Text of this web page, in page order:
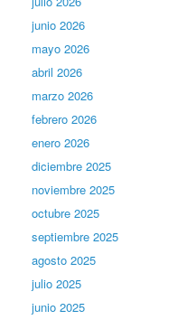
junio 2026
mayo 2026
abril 2026
marzo 2026
febrero 2026
enero 2026
diciembre 2025
noviembre 2025
octubre 2025
septiembre 2025
agosto 2025
julio 2025
junio 2025